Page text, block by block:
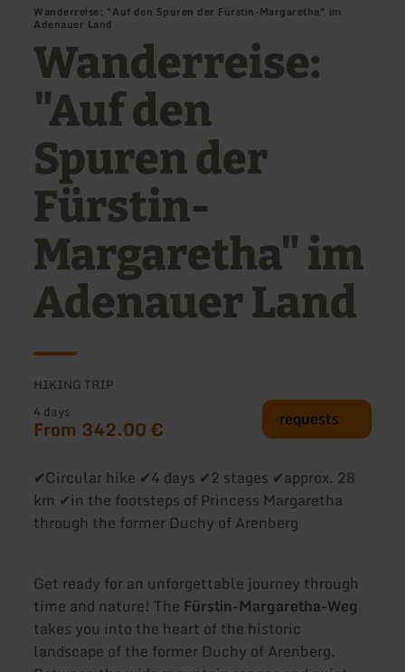
Wanderreise: "Auf den Spuren der Fürstin-Margaretha" im
Adenauer Land
Wanderreise:
"Auf den
Spuren der
Fürstin-
Margaretha" im
Adenauer Land
HIKING TRIP
4 days
From 342.00 € requests
✔Circular hike ✔4 days ✔2 stages ✔approx. 28
km ✔in the footsteps of Princess Margaretha
through the former Duchy of Arenberg
Get ready for an unforgettable journey through
time and nature! The Fürstin-Margaretha-Weg
takes you into the heart of the historic
landscape of the former Duchy of Arenberg.